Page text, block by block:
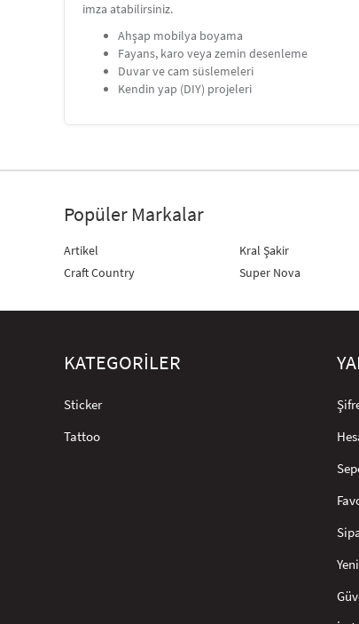
imza atabilirsiniz.
Ahşap mobilya boyama
Fayans, karo veya zemin desenleme
Duvar ve cam süslemeleri
Kendin yap (DIY) projeleri
Popüler Markalar
Artikel
Craft Country
Kral Şakir
Super Nova
KATEGORİLER
Sticker
Tattoo